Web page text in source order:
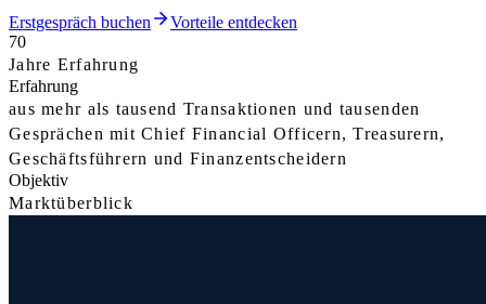
Erstgespräch buchen
Vorteile entdecken
70
Jahre Erfahrung
Erfahrung
aus mehr als tausend Transaktionen und tausenden
Gesprächen mit Chief Financial Officern, Treasurern,
Geschäftsführern und Finanzentscheidern
Objektiv
Marktüberblick